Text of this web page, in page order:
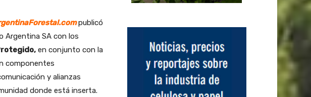
publicó
Argentina SA con los
en conjunto con la
componentes
y alianzas
donde está inserta.